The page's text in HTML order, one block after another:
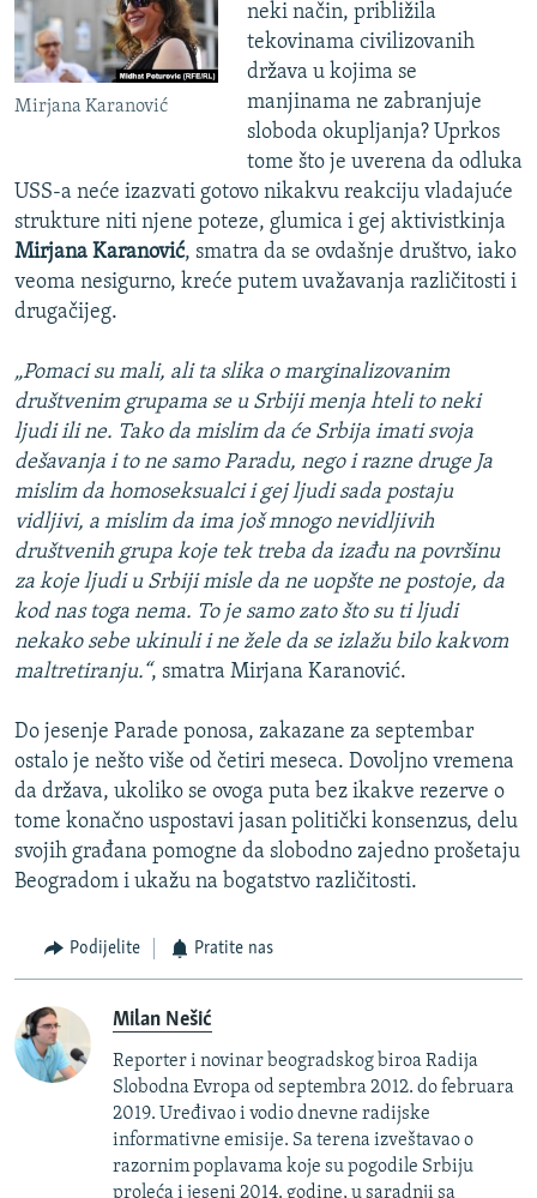
Mirjana Karanović
neki način, približila
tekovinama civilizovanih
država u kojima se
manjinama ne zabranjuje
sloboda okupljanja? Uprkos
tome što je uverena da odluka
USS-a neće izazvati gotovo nikakvu reakciju vladajuće
strukture niti njene poteze, glumica i gej aktivistkinja
Mirjana Karanović, smatra da se ovdašnje društvo, iako
veoma nesigurno, kreće putem uvažavanja različitosti i
drugačijeg.
„Pomaci su mali, ali ta slika o marginalizovanim
društvenim grupama se u Srbiji menja hteli to neki
ljudi ili ne. Tako da mislim da će Srbija imati svoja
dešavanja i to ne samo Paradu, nego i razne druge Ja
mislim da homoseksualci i gej ljudi sada postaju
vidljivi, a mislim da ima još mnogo nevidljivih
društvenih grupa koje tek treba da izađu na površinu
za koje ljudi u Srbiji misle da ne uopšte ne postoje, da
kod nas toga nema. To je samo zato što su ti ljudi
nekako sebe ukinuli i ne žele da se izlažu bilo kakvom
maltretiranju.“, smatra Mirjana Karanović.
Do jesenje Parade ponosa, zakazane za septembar
ostalo je nešto više od četiri meseca. Dovoljno vremena
da država, ukoliko se ovoga puta bez ikakve rezerve o
tome konačno uspostavi jasan politički konsenzus, delu
svojih građana pomogne da slobodno zajedno prošetaju
Beogradom i ukažu na bogatstvo različitosti.
Podijelite Pratite nas
Milan Nešić
Reporter i novinar beogradskog biroa Radija
Slobodna Evropa od septembra 2012. do februara
2019. Uređivao i vodio dnevne radijske
informativne emisije. Sa terena izveštavao o
razornim poplavama koje su pogodile Srbiju
proleća i jeseni 2014. godine, u saradnji sa